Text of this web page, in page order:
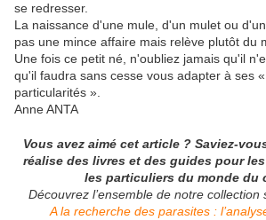
se redresser.
La naissance d'une mule, d'un mulet ou
pas une mince affaire mais relève plutôt du
Une fois ce petit né, n'oubliez jamais qu'il
qu'il faudra sans cesse vous adapter à ses
particularités ».
Anne ANTA
Vous avez aimé cet article ? Saviez-
réalise des livres et des guides pour
les particuliers du monde du
Découvrez l’ensemble de notre
A la recherche des parasites :